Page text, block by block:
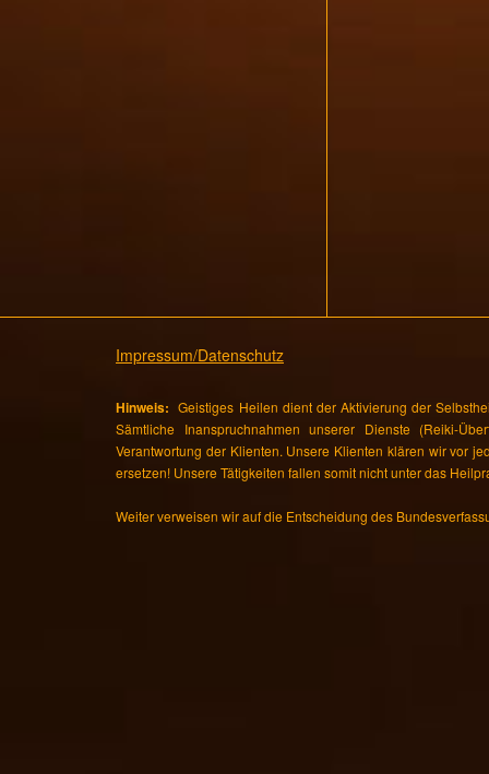
Impressum/Datenschutz
Hinweis: Geistiges Heilen dient der Aktivierung der
Sämtliche Inanspruchnahmen unserer Dienste (Reiki-
Verantwortung der Klienten. Unsere Klienten klären wir vor
ersetzen! Unsere Tätigkeiten fallen somit nicht unter das
Weiter verweisen wir auf die Entscheidung des